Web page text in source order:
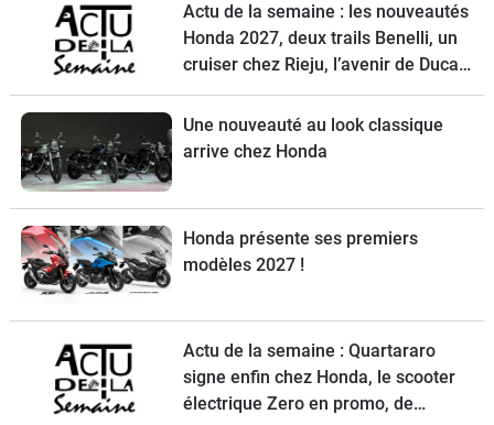
Actu de la semaine : les nouveautés
Honda 2027, deux trails Benelli, un
cruiser chez Rieju, l’avenir de Ducati
et la Norton Atlas à l’essai
Une nouveauté au look classique
arrive chez Honda
Honda présente ses premiers
modèles 2027 !
Actu de la semaine : Quartararo
signe enfin chez Honda, le scooter
électrique Zero en promo, de